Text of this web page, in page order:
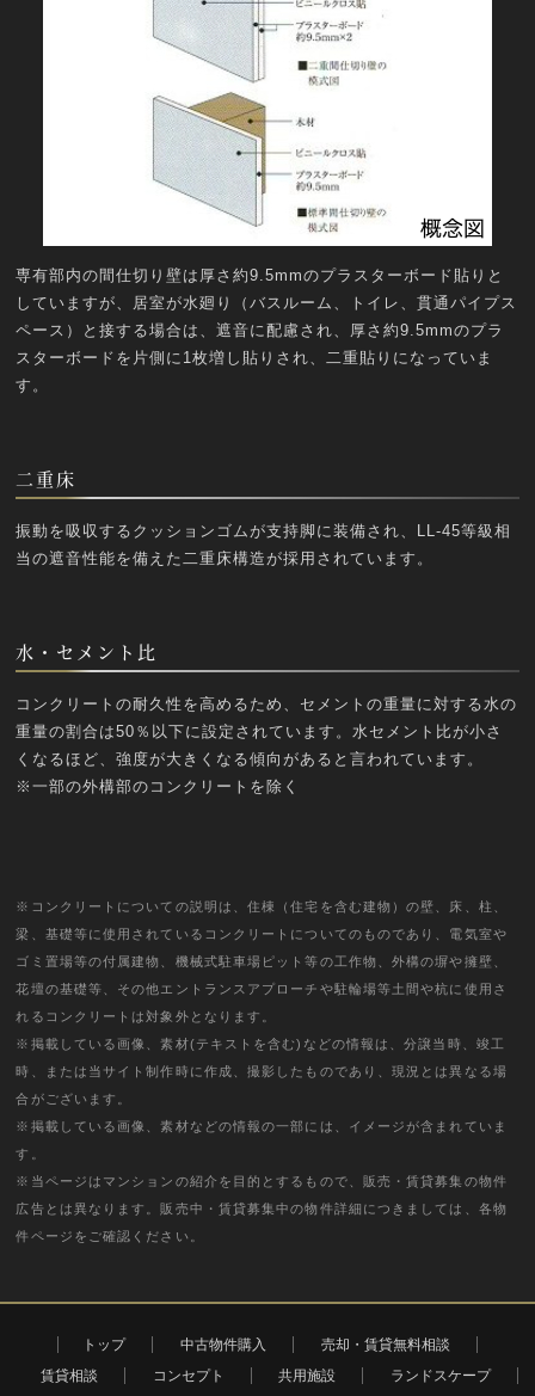
専有部内の間仕切り壁は厚さ約9.5mmのプラスターボード貼りと
していますが、居室が水廻り（バスルーム、トイレ、貫通パイプス
ペース）と接する場合は、遮音に配慮され、厚さ約9.5mmのプラ
スターボードを片側に1枚増し貼りされ、二重貼りになっていま
す。
二重床
振動を吸収するクッションゴムが支持脚に装備され、LL-45等級相
当の遮音性能を備えた二重床構造が採用されています。
水・セメント比
コンクリートの耐久性を高めるため、セメントの重量に対する水の
重量の割合は50％以下に設定されています。水セメント比が小さ
くなるほど、強度が大きくなる傾向があると言われています。
※一部の外構部のコンクリートを除く
※コンクリートについての説明は、住棟（住宅を含む建物）の壁、床、柱、
梁、基礎等に使用されているコンクリートについてのものであり、電気室や
ゴミ置場等の付属建物、機械式駐車場ピット等の工作物、外構の塀や擁壁、
花壇の基礎等、その他エントランスアプローチや駐輪場等土間や杭に使用さ
れるコンクリートは対象外となります。
※掲載している画像、素材(テキストを含む)などの情報は、分譲当時、竣工
時、または当サイト制作時に作成、撮影したものであり、現況とは異なる場
合がございます。
※掲載している画像、素材などの情報の一部には、イメージが含まれていま
す。
※当ページはマンションの紹介を目的とするもので、販売・賃貸募集の物件
広告とは異なります。販売中・賃貸募集中の物件詳細につきましては、各物
件ページをご確認ください。
トップ 中古物件購入
売却・賃貸無料相談
賃貸相談
コンセプト 共用施設
ランドスケープ